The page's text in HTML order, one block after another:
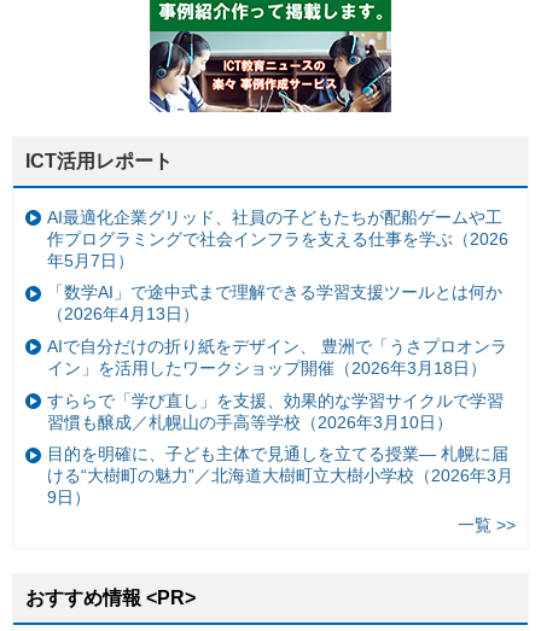
ICT活用レポート
AI最適化企業グリッド、社員の子どもたちが配船ゲームや工
作プログラミングで社会インフラを支える仕事を学ぶ（2026
年5月7日）
「数学AI」で途中式まで理解できる学習支援ツールとは何か
（2026年4月13日）
AIで自分だけの折り紙をデザイン、 豊洲で「うさプロオンラ
イン」を活用したワークショップ開催（2026年3月18日）
すららで「学び直し」を支援、効果的な学習サイクルで学習
習慣も醸成／札幌山の手高等学校（2026年3月10日）
目的を明確に、子ども主体で見通しを立てる授業— 札幌に届
ける“大樹町の魅力”／北海道大樹町立大樹小学校（2026年3月
9日）
一覧 >>
おすすめ情報 <PR>